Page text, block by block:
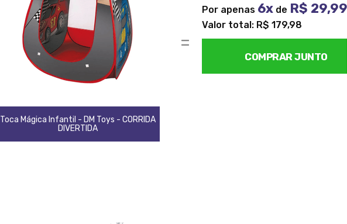
Toca Mágica Infantil - DM Toys - CORRIDA
DIVERTIDA
=
Por apenas 6x de R$ 29,99
Valor total: R$ 179,98
COMPRAR JUNTO